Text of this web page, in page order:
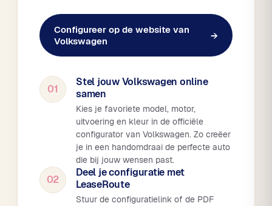
Configureer op de website van
Volkswagen
→
01
Stel jouw Volkswagen online
samen
Kies je favoriete model, motor,
uitvoering en kleur in de officiële
configurator van Volkswagen. Zo creëer
je in een handomdraai de perfecte auto
die bij jouw wensen past.
02
Deel je configuratie met
LeaseRoute
Stuur de configuratielink of de PDF